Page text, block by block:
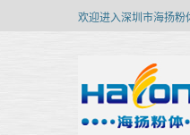
欢迎进入深圳市海扬